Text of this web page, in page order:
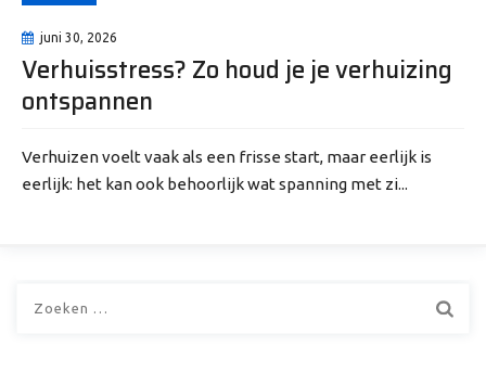
juni 30, 2026
Verhuisstress? Zo houd je je verhuizing
ontspannen
Verhuizen voelt vaak als een frisse start, maar eerlijk is
eerlijk: het kan ook behoorlijk wat spanning met zi...